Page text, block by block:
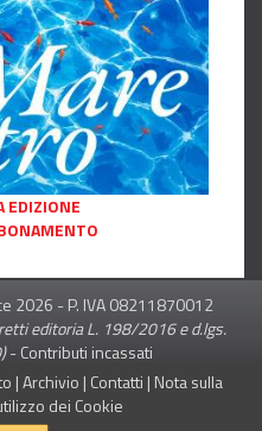
EDIZIONE
2026 - P. IVA 08211870012
editoria L. 198/2016 e d.lgs.
-Contributi incassati
|Archivio | Contatti | Nota sulla
dei Cookie